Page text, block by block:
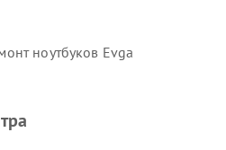
ноутбуков Evga